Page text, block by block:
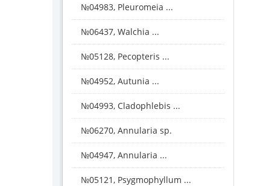
№04983, Pleuromeia ...
№06437, Walchia ...
№05128, Pecopteris ...
№04952, Autunia ...
№04993, Cladophlebis ...
№06270, Annularia sp.
№04947, Annularia ...
№05121, Psygmophyllum ...